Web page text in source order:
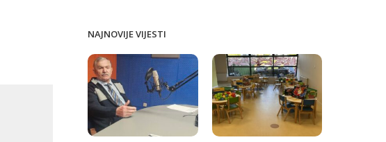
NAJNOVIJE VIJESTI